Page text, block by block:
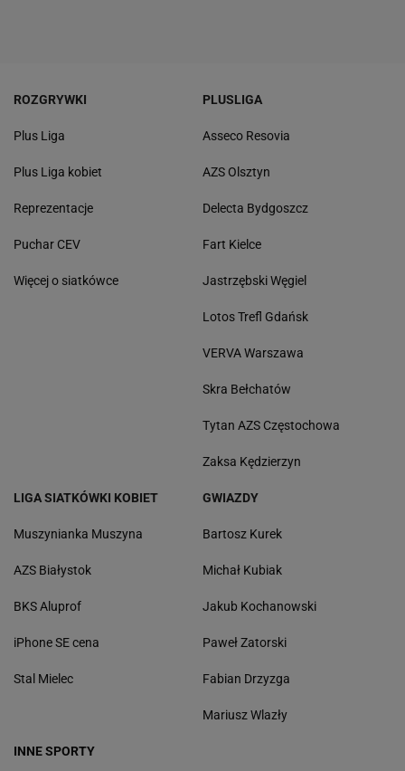
ROZGRYWKI
Plus Liga
Plus Liga kobiet
Reprezentacje
Puchar CEV
Więcej o siatkówce
PLUSLIGA
Asseco Resovia
AZS Olsztyn
Delecta Bydgoszcz
Fart Kielce
Jastrzębski Węgiel
Lotos Trefl Gdańsk
VERVA Warszawa
Skra Bełchatów
Tytan AZS Częstochowa
Zaksa Kędzierzyn
LIGA SIATKÓWKI KOBIET
Muszynianka Muszyna
AZS Białystok
BKS Aluprof
iPhone SE cena
Stal Mielec
GWIAZDY
Bartosz Kurek
Michał Kubiak
Jakub Kochanowski
Paweł Zatorski
Fabian Drzyzga
Mariusz Wlazły
INNE SPORTY